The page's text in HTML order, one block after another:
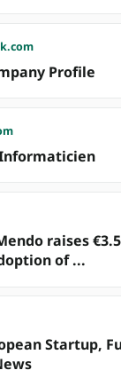
Profile
raises
of ...
Startup,